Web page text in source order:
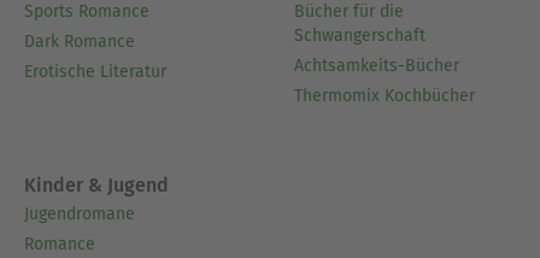
Sports Romance
Dark Romance
Erotische Literatur
Bücher für die
Schwangerschaft
Achtsamkeits-Bücher
Thermomix Kochbücher
Kinder & Jugend
Jugendromane
Romance